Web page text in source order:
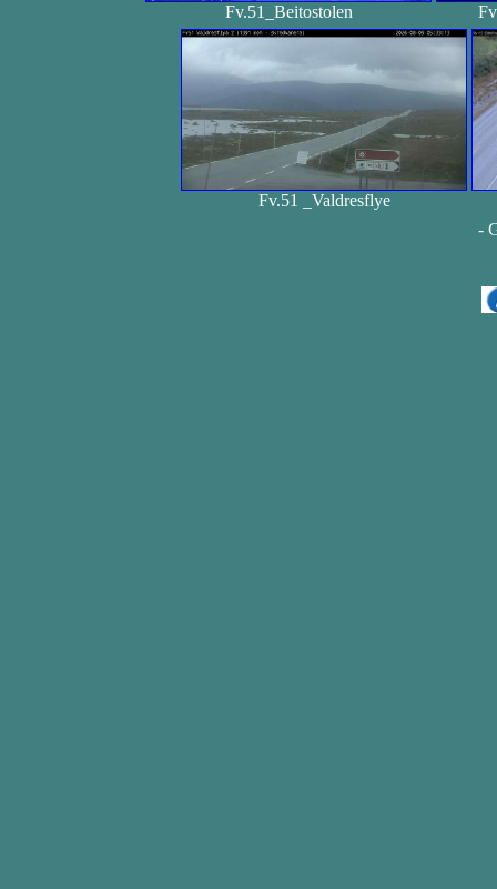
Fv.51_Beitostolen
Fv.51 _Valdresflye
-